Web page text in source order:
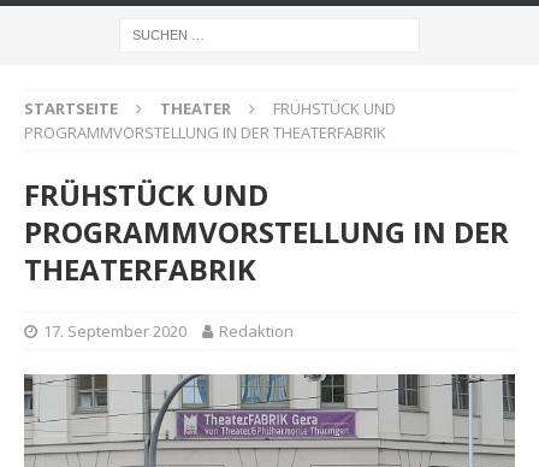
STARTSEITE THEATER
FRÜHSTÜCK UND
PROGRAMMVORSTELLUNG IN DER THEATERFABRIK
FRÜHSTÜCK UND
PROGRAMMVORSTELLUNG IN DER
THEATERFABRIK
17. September 2020 Redaktion